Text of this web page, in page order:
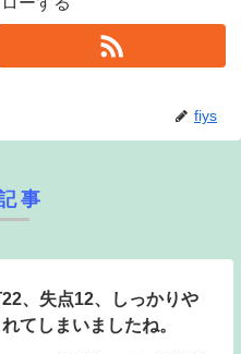
fiys
事
、失点12、しっかりや
てしまいましたね。